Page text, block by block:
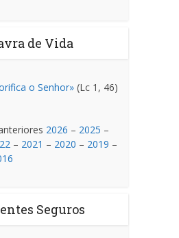
de Vida
o Senhor» (Lc 1, 46)
2026 – 2025 –
– 2021 – 2020 – 2019 –
Seguros